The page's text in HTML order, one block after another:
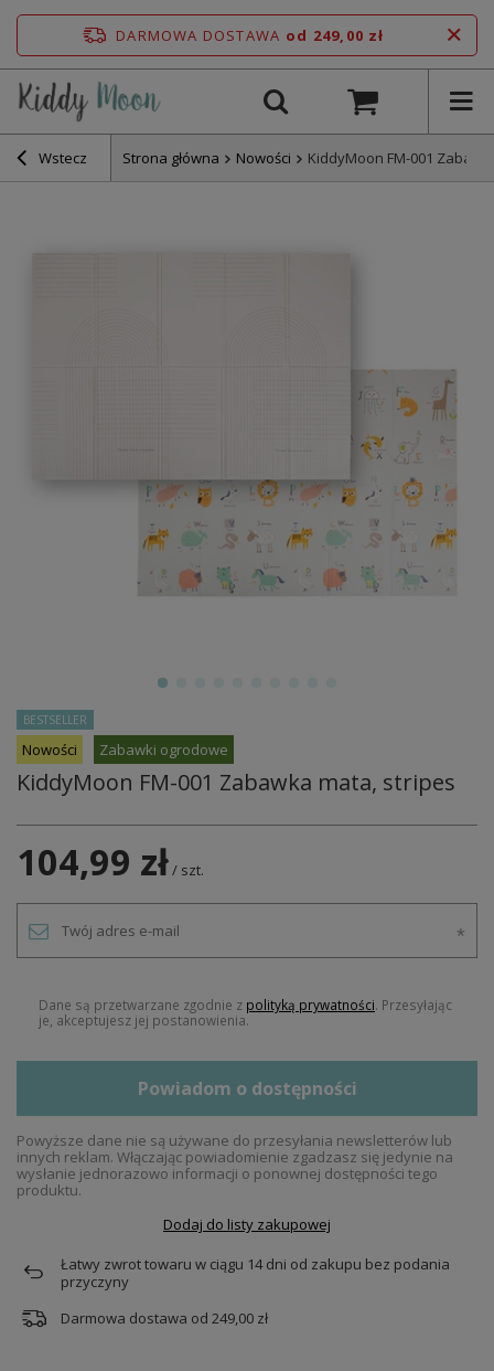
DARMOWA DOSTAWA od 249,00 zł
Wstecz Strona główna Nowości KiddyMoon FM-001
Nowości Zabawki ogrodowe
KiddyMoon FM-001 Zabawka mata, stripes
BESTSELLER
104,99 zł/ szt.
Dane są przetwarzane zgodnie z polityką prywatności. Przesyłając
je, akceptujesz jej postanowienia.
Powiadom o dostępności
Powyższe dane nie są używane do przesyłania newsletterów lub
innych reklam. Włączając powiadomienie zgadzasz się jedynie na
wysłanie jednorazowo informacji o ponownej dostępności tego
produktu.
Dodaj do listy zakupowej
Łatwy zwrot towaru w ciągu 14dni od zakupu bez podania
przyczyny
Darmowa dostawa od 249,00 zł